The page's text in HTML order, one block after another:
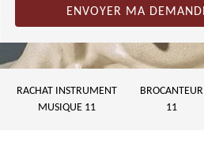
RACHAT INSTRUMENT
MUSIQUE 11
BROCANTEUR
11